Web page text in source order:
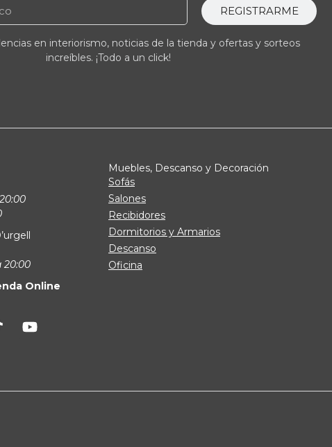
REGISTRARME
en interiorismo, noticias de la tienda y ofertas y sorteos
increíbles. ¡Todo a un click!
20:00
Online
Muebles, Descanso y Decoración
Sofás
Salones
Recibidores
Dormitorios y Armarios
Descanso
Oficina